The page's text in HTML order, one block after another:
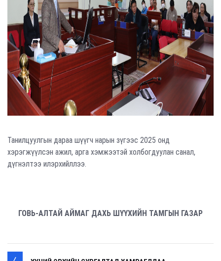
Танилцуулгын дараа шүүгч нарын зүгээс 2025 онд
хэрэгжүүлсэн ажил, арга хэмжээтэй холбогдуулан санал,
дүгнэлтээ илэрхийллээ.
ГОВЬ-АЛТАЙ АЙМАГ ДАХЬ ШҮҮХИЙН ТАМГЫН ГАЗАР